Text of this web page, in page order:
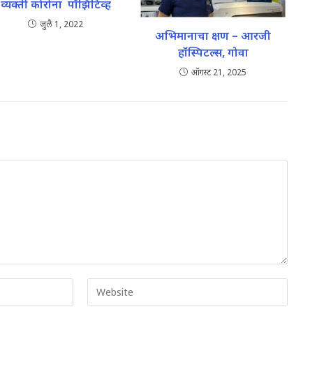
व्यक्तीं कोरोना पॉझिटिव्ह
जुलै 1, 2022
अभिमानाचा क्षण – आरजी
हॉस्पिटल्स, गोवा
ऑगस्ट 21, 2025
Enter
your